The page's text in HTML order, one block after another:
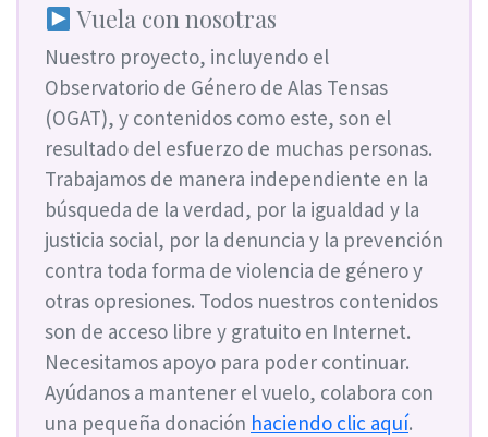
Vuela con nosotras
Nuestro proyecto, incluyendo el
Observatorio de Género de Alas Tensas
(OGAT), y contenidos como este, son el
resultado del esfuerzo de muchas personas.
Trabajamos de manera independiente en la
búsqueda de la verdad, por la igualdad y la
justicia social, por la denuncia y la prevención
contra toda forma de violencia de género y
otras opresiones. Todos nuestros contenidos
son de acceso libre y gratuito en Internet.
Necesitamos apoyo para poder continuar.
Ayúdanos a mantener el vuelo, colabora con
una pequeña donación haciendo clic aquí.